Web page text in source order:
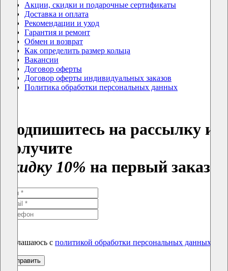
Акции, скидки и подарочные сертификаты
Доставка и оплата
Рекомендации и уход
Гарантия и ремонт
Обмен и возврат
Как определить размер кольца
Вакансии
Договор оферты
Договор оферты индивидуальных заказов
Политика обработки персональных данных
Подпишитесь на рассылку и
получите
скидку 10% на первый заказ
Соглашаюсь с политикой обработки персональных данных